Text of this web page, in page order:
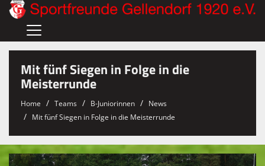
Home
Verein
Herren
Männliche Jugend
Mit fünf Siegen in Folge in die
Meisterrunde
Home Teams B-Juniorinnen
News
Mit fünf Siegen in Folge in die Meisterrunde